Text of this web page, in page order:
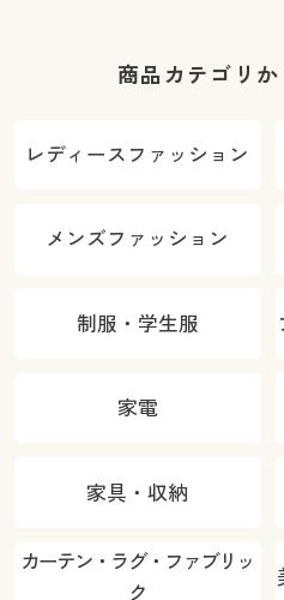
商品カテゴリ
レディースファッション
メンズファッション
制服・学生服
家電
家具・収納
カーテン・ラグ・ファブリッ
ク